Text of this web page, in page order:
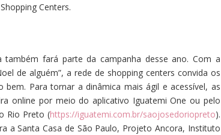
Centers.
também fará parte da campanha desse ano. Com a
de alguém”, a rede de shopping centers convida os
Para tornar a dinâmica mais ágil e acessível, as
online por meio do aplicativo Iguatemi One ou pelo
Rio Preto (https://iguatemi.com.br/saojosedoriopreto).
a Santa Casa de São Paulo, Projeto Ancora, Instituto